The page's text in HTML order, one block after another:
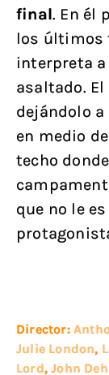
final. En él
los últimos
interpreta a
asaltado.
dejándolo
en medio
techo
que no le
Director:
Julie London,
Lord,John